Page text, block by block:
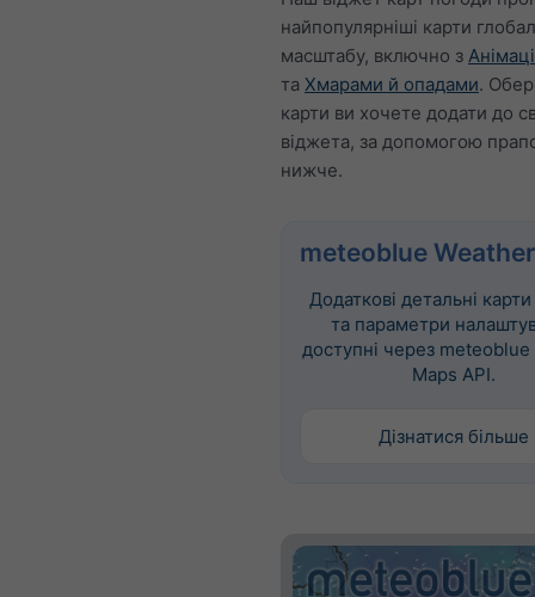
найпопулярніші карти
масштабу, включно з
та Хмарами й опадами.
карти ви хочете додати до
віджета, за допомогою
нижче.
meteoblue
Додаткові детальні
та параметри
доступні через
Maps API.
Дізнатися більше